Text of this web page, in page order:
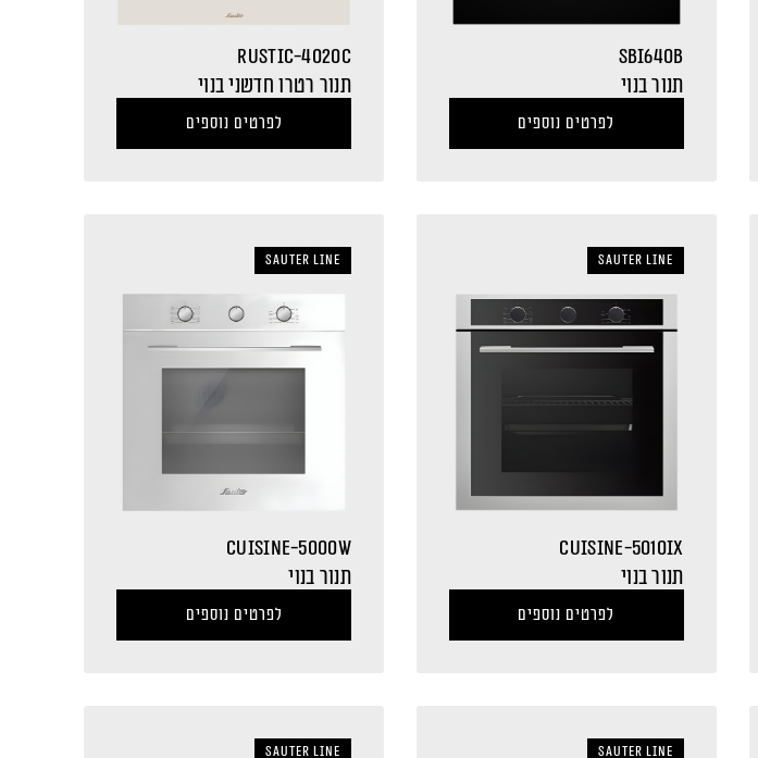
SBI640B
תנור בנוי
לפרטים נוספים
RUSTIC-4020C
תנור רטרו חדשני בנוי
לפרטים נוספים
sauter LINE
CUISINE-5010IX
תנור בנוי
לפרטים נוספים
sauter LINE
CUISINE-5000W
תנור בנוי
לפרטים נוספים
sauter LINE
sauter LINE